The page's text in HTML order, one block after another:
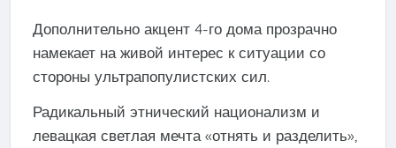
Дополнительно акцент 4-го дома прозрачно
намекает на живой интерес к ситуации со
стороны ультрапопулистских сил.
Радикальный этнический национализм и
левацкая светлая мечта «отнять и разделить»,